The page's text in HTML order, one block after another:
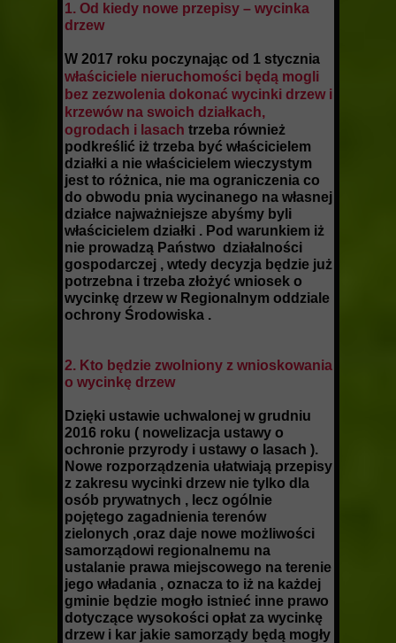
1. Od kiedy nowe przepisy – wycinka
drzew
W 2017 roku poczynając od 1 stycznia
właściciele nieruchomości będą mogli
bez zezwolenia dokonać wycinki drzew i
krzewów na swoich działkach,
ogrodach i lasach trzeba również
podkreślić iż trzeba być właścicielem
działki a nie właścicielem wieczystym
jest to różnica, nie ma ograniczenia co
do obwodu pnia wycinanego na własnej
działce najważniejsze abyśmy byli
właścicielem działki . Pod warunkiem iż
nie prowadzą Państwo działalności
gospodarczej , wtedy decyzja będzie już
potrzebna i trzeba złożyć wniosek o
wycinkę drzew w Regionalnym oddziale
ochrony Środowiska .
2. Kto będzie zwolniony z wnioskowania
o wycinkę drzew
Dzięki ustawie uchwalonej w grudniu
2016 roku ( nowelizacja ustawy o
ochronie przyrody i ustawy o lasach ).
Nowe rozporządzenia ułatwiają przepisy
z zakresu wycinki drzew nie tylko dla
osób prywatnych , lecz ogólnie
pojętego zagadnienia terenów
zielonych ,oraz daje nowe możliwości
samorządowi regionalnemu na
ustalanie prawa miejscowego na terenie
jego władania , oznacza to iż na każdej
gminie będzie mogło istnieć inne prawo
dotyczące wysokości opłat za wycinkę
drzew i kar jakie samorządy będą mogły